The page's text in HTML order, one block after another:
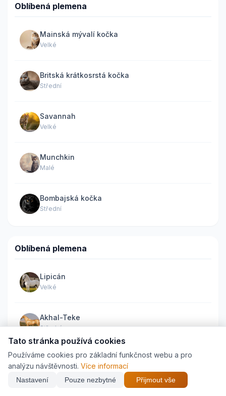
Najdi nejlepší cenu z
🐱 Vše pro kočky →
×
Oblíbená plemena
Mainská mývalí kočka
Velké
Britská krátkosrstá kočka
Střední
Savannah
Velké
Munchkin
Malé
Bombajská kočka
Střední
Oblíbená plemena
Lipicán
Velké
Akhal-Teke
Střední
Hafling
Střední
Tato stránka používá cookies
Používáme cookies pro základní funkčnost webu a pro
analýzu návštěvnosti. Více informací
Nastavení Pouze nezbytné Přijmout vše